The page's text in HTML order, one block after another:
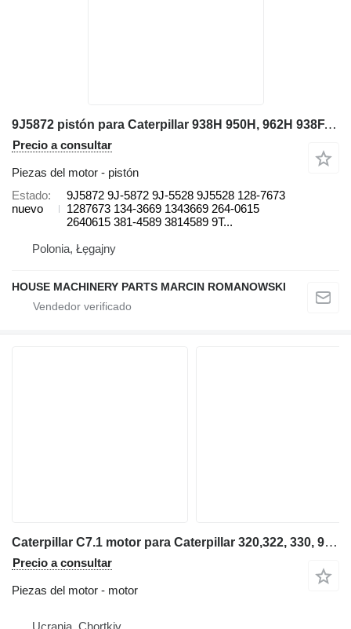
9J5872 pistón para Caterpillar 938H 950H, 962H 938F, 938G, 938G II 950H, 962H, 966H, 966K, 966M cargadora de ruedas
Precio a consultar
Piezas del motor - pistón
Estado
nuevo
9J5872 9J-5872 9J-5528 9J5528 128-7673
1287673 134-3669 1343669 264-0615
2640615 381-4589 3814589 9T...
Polonia, Łęgajny
HOUSE MACHINERY PARTS MARCIN ROMANOWSKI
Caterpillar C7.1 motor para Caterpillar 320,322, 330, 962 excavadora
Precio a consultar
Piezas del motor - motor